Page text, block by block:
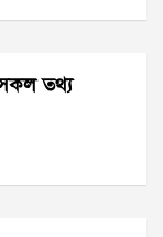
সকল তথ্য